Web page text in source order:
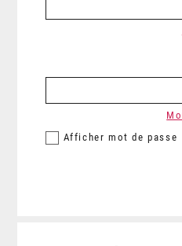
Afficher mot de passe